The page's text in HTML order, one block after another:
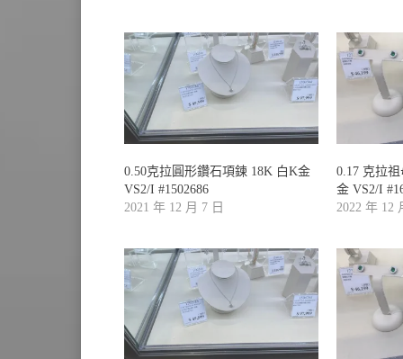
0.50克拉圓形鑽石項鍊 18K 白K金
VS2/I #1502686
2021 年 12 月 7 日
0.17 克拉
金 VS2/I
2022 年 12